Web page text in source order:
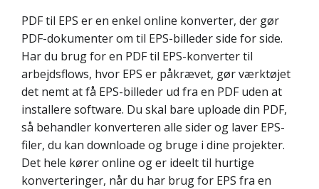
PDF til EPS er en enkel online konverter, der gør
PDF-dokumenter om til EPS-billeder side for side.
Har du brug for en PDF til EPS-konverter til
arbejdsflows, hvor EPS er påkrævet, gør værktøjet
det nemt at få EPS-billeder ud fra en PDF uden at
installere software. Du skal bare uploade din PDF,
så behandler konverteren alle sider og laver EPS-
filer, du kan downloade og bruge i dine projekter.
Det hele kører online og er ideelt til hurtige
konverteringer, når du har brug for EPS fra en